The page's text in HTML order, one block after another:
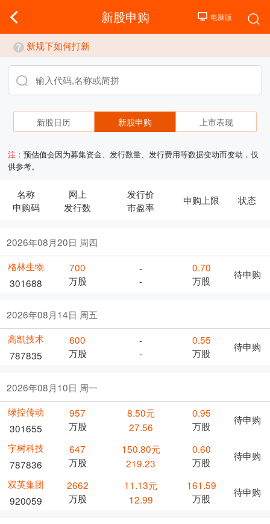
新股申购
新规下如何打新
新股日历 新股申购 上市表现
注：预估值会因为募集资金、发行数量、发行费用等数据变动而变动，仅
供参考。
名称
申购码
网上
发行数
发行价
市盈率
申购上限 状态
2026年08月20日 周四
格林生物
301688
700
万股
-
-
0.70
万股
待申购
2026年08月14日 周五
高凯技术
787835
600
万股
-
-
0.55
万股
待申购
2026年08月10日 周一
绿控传动
301655
957
万股
8.50元
27.56
0.95
万股
待申购
宇树科技
787836
647
万股
150.80元
219.23
0.60
万股
待申购
双英集团
920059
2662
万股
11.13元
12.99
161.59
万股
待申购